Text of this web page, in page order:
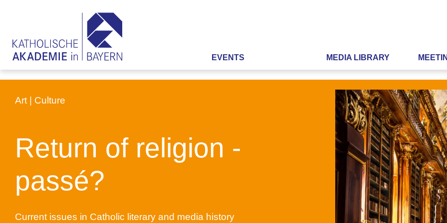
EVENTS MEDIA LIBRARY
Art | Culture
Return of religion -
passé?
Current issues in Catholic literary and media history